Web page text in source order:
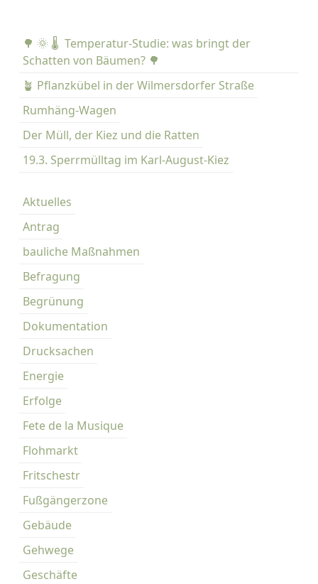
🌳 🌞 🌡️ Temperatur-Studie: was bringt der
Schatten von Bäumen? 🌳
🪴 Pflanzkübel in der Wilmersdorfer Straße
Rumhäng-Wagen
Der Müll, der Kiez und die Ratten
19.3. Sperrmülltag im Karl-August-Kiez
Aktuelles
Antrag
bauliche Maßnahmen
Befragung
Begrünung
Dokumentation
Drucksachen
Energie
Erfolge
Fete de la Musique
Flohmarkt
Fritschestr
Fußgängerzone
Gebäude
Gehwege
Geschäfte